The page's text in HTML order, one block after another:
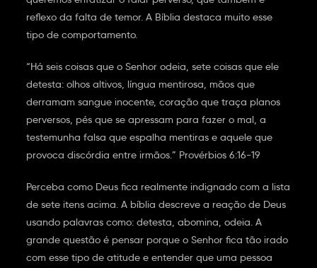
reflexo da falta de temor. A Bíblia destaca muito esse
tipo de comportamento.
“Há seis coisas que o Senhor odeia, sete coisas que ele
detesta: olhos altivos, língua mentirosa, mãos que
derramam sangue inocente, coração que traça planos
perversos, pés que se apressam para fazer o mal, a
testemunha falsa que espalha mentiras e aquele que
provoca discórdia entre irmãos.” Provérbios 6:16-19
Perceba como Deus fica realmente indignado com a lista
de sete itens acima. A bíblia descreve a reação de Deus
usando palavras como: detesta, abomina, odeia. A
grande questão é pensar porque o Senhor fica tão irado
com esse tipo de atitude e entender que uma pessoa